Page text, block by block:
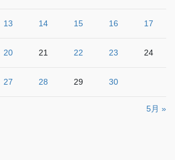
13 14 15 16 17
20 21 22 23 24
27 28 29 30
5月 »